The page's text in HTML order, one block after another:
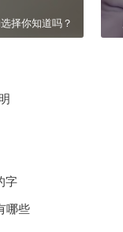
择你知道吗？
字
哪些